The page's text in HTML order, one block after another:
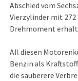
Abschied vom
Vierzylinder mit
Drehmoment
All diesen
Benzin als
die sauberere